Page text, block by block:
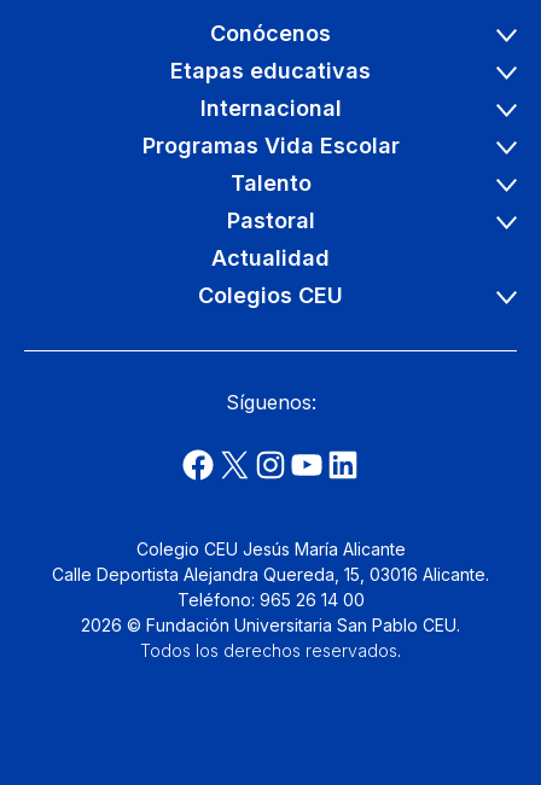
Conócenos
Etapas educativas
Internacional
Programas Vida Escolar
Talento
Pastoral
Actualidad
Colegios CEU
Síguenos:
Colegio CEU Jesús María Alicante
Calle Deportista Alejandra Quereda, 15, 03016 Alicante.
Teléfono: 965 26 14 00
2026 © Fundación Universitaria San Pablo CEU.
Todos los derechos reservados.